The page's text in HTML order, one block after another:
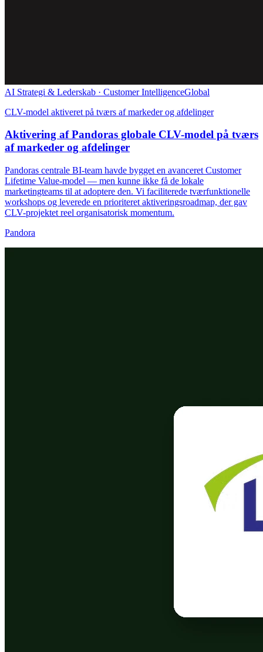
AI Strategi & Lederskab · Customer IntelligenceGlobal
CLV-model aktiveret på tværs af markeder og afdelinger
Aktivering af Pandoras globale CLV-model på tværs
af markeder og afdelinger
Pandoras centrale BI-team havde bygget en avanceret Customer
Lifetime Value-model — men kunne ikke få de lokale
marketingteams til at adoptere den. Vi faciliterede tværfunktionelle
workshops og leverede en prioriteret aktiveringsroadmap, der gav
CLV-projektet reel organisatorisk momentum.
Pandora